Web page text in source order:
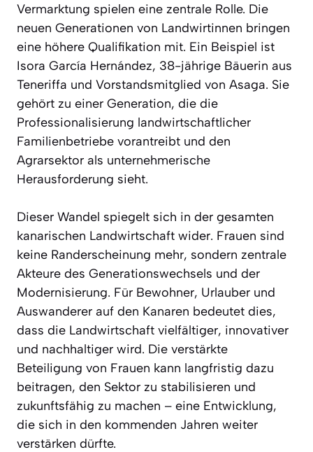
Vermarktung spielen eine zentrale Rolle. Die
neuen Generationen von Landwirtinnen bringen
eine höhere Qualifikation mit. Ein Beispiel ist
Isora García Hernández, 38-jährige Bäuerin aus
Teneriffa und Vorstandsmitglied von Asaga. Sie
gehört zu einer Generation, die die
Professionalisierung landwirtschaftlicher
Familienbetriebe vorantreibt und den
Agrarsektor als unternehmerische
Herausforderung sieht.
Dieser Wandel spiegelt sich in der gesamten
kanarischen Landwirtschaft wider. Frauen sind
keine Randerscheinung mehr, sondern zentrale
Akteure des Generationswechsels und der
Modernisierung. Für Bewohner, Urlauber und
Auswanderer auf den Kanaren bedeutet dies,
dass die Landwirtschaft vielfältiger, innovativer
und nachhaltiger wird. Die verstärkte
Beteiligung von Frauen kann langfristig dazu
beitragen, den Sektor zu stabilisieren und
zukunftsfähig zu machen – eine Entwicklung,
die sich in den kommenden Jahren weiter
verstärken dürfte.